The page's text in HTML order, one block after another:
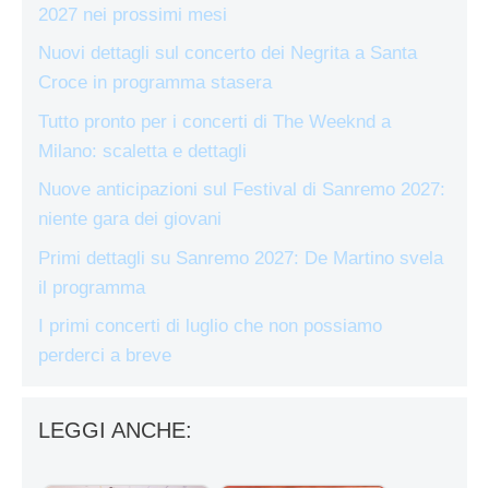
2027 nei prossimi mesi
Nuovi dettagli sul concerto dei Negrita a Santa
Croce in programma stasera
Tutto pronto per i concerti di The Weeknd a
Milano: scaletta e dettagli
Nuove anticipazioni sul Festival di Sanremo 2027:
niente gara dei giovani
Primi dettagli su Sanremo 2027: De Martino svela
il programma
I primi concerti di luglio che non possiamo
perderci a breve
LEGGI ANCHE: